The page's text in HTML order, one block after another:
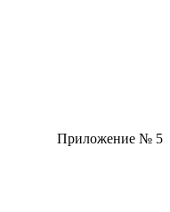
Приложение № 5